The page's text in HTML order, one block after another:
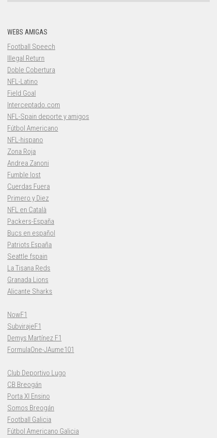
WEBS AMIGAS
Football Speech
Illegal Return
Doble Cobertura
NFL-Latino
Field Goal
Interceptado.com
NFL-Spain deporte y amigos
Fútbol Americano
NFL-hispano
Zona Roja
Andrea Zanoni
Fumble lost
Cuerdas Fuera
Primero y Diez
NFL en Català
Packers-España
Bucs en español
Patriots España
Seattle fspain
La Tisana Reds
Granada Lions
Alicante Sharks
NowF1
SubvirajeF1
Demys Martínez F1
FormulaOne-JAume101
Club Deportivo Lugo
CB Breogán
Porta XI Ensino
Somos Breogán
Football Galicia
Fútbol Americano Galicia